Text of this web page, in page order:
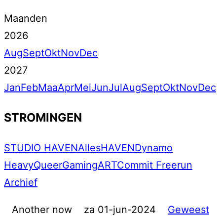
Maanden
2026
AugSeptOktNovDec
2027
JanFebMaaAprMeiJunJulAugSeptOktNovDec
STROMINGEN
STUDIO HAVENAllesHAVENDynamo
HeavyQueerGamingARTCommit Freerun
Archief
Another now za 01-jun-2024 Geweest